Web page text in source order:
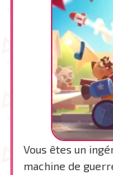
Vous êtes un
machine de